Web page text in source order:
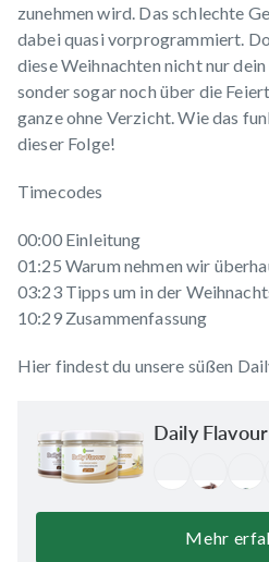
zunehmen wird. Das schlechte
dabei quasi vorprogrammiert.
diese Weihnachten nicht nur
sonder sogar noch über die
ganze ohne Verzicht. Wie das
dieser Folge!
Timecodes
00:00 Einleitung
01:25 Warum nehmen wir
03:23 Tipps um in der
10:29 Zusammenfassung
Hier findest du unsere süßen
Daily
Mehr